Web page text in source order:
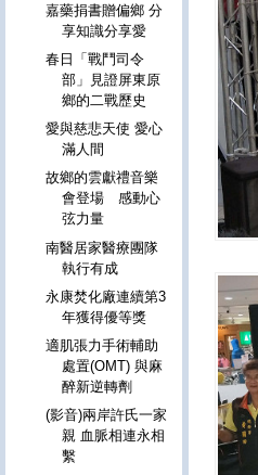
嘉藥捐書贈偏鄉 分
享知識分享愛
春日「戰鬥司令
部」見證屏東原
鄉的二戰歷史
愛與慈悲天使 愛心
滿人間
故鄉的雲獻禮音樂
會登場 感動心
弦力量
南醫居家醫療團隊
執行有成
永康焚化廠連續第3
年獲得優等獎
適肌張力手術輔助
處置(OMT) 與麻
醉新逆轉劑
(影音)兩岸許氏一家
親 血脈相連永相
繫